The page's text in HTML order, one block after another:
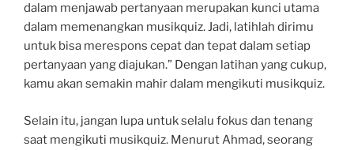
dalam menjawab pertanyaan merupakan kunci utama
dalam memenangkan musikquiz. Jadi, latihlah dirimu
untuk bisa merespons cepat dan tepat dalam setiap
pertanyaan yang diajukan.” Dengan latihan yang cukup,
kamu akan semakin mahir dalam mengikuti musikquiz.
Selain itu, jangan lupa untuk selalu fokus dan tenang
saat mengikuti musikquiz. Menurut Ahmad, seorang